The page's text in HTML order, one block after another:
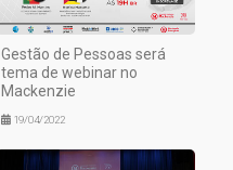
Gestão de Pessoas será
tema de webinar no
Mackenzie
19/04/2022